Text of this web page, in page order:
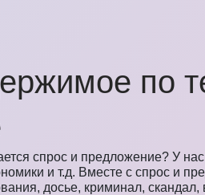
по
спрос и предложение? У
и т.д. Вместе с спрос и
досье, криминал,